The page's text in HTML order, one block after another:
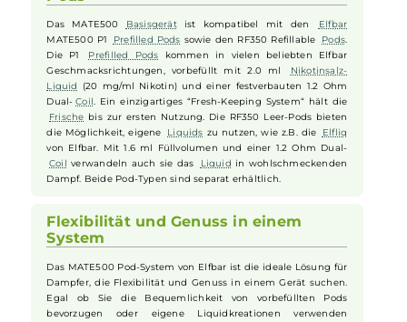
Dampferlebnis. Die automatische Leistungsausgabe,
optimiert für diePods , sowie die integrierte Zugautomatik,
die den klassischen Feuerknopf ersetzt, runden das Paket ab.
Die Luftführung des Systems ist speziell auf MTL-Dampfen
ausgelegt, was besonders ehemalige Raucher und Einsteiger
anspricht.
Kompatibel mit Elfbar MATE500 P1
Prefilled Pods und RF350 Refillable
Pods
MATE500 P1 Prefilled Pods sowie den RF350 Refillable
Die P1 Prefilled Podskommen in vielen beliebten Elfbar
Geschmacksrichtungen, vorbefüllt mit 2.0 ml Nikotinsalz-
Liquid(20 mg/ml Nikotin) und einer festverbauten 1.2 Ohm
Dual- Coil. Ein einzigartiges “Fresh-Keeping System“ hält die
Frischebis zur ersten Nutzung. Die RF350 Leer-Pods bieten